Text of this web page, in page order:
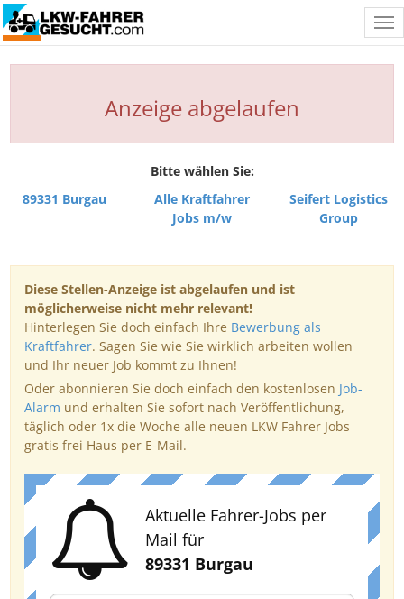
Anzeige abgelaufen
Bitte wählen Sie:
89331 Burgau
Alle Kraftfahrer
Jobs m/w
Seifert Logistics
Group
Diese Stellen-Anzeige ist abgelaufen und ist
möglicherweise nicht mehr relevant!
Hinterlegen Sie doch einfach Ihre Bewerbung als
Kraftfahrer. Sagen Sie wie Sie wirklich arbeiten wollen
und Ihr neuer Job kommt zu Ihnen!
Oder abonnieren Sie doch einfach den kostenlosen Job-
Alarm und erhalten Sie sofort nach Veröffentlichung,
täglich oder 1x die Woche alle neuen LKW Fahrer Jobs
gratis frei Haus per E-Mail.
Aktuelle Fahrer-Jobs per
Mail für
89331 Burgau